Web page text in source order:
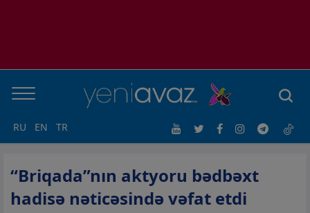
RU EN TR
“Briqada”nın aktyoru bədbəxt
hadisə nəticəsində vəfat etdi